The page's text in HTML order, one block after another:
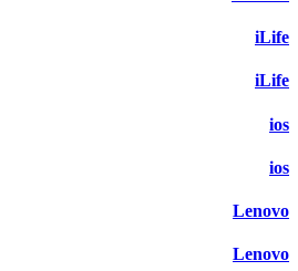
iLife
iLife
ios
ios
Lenovo
Lenovo